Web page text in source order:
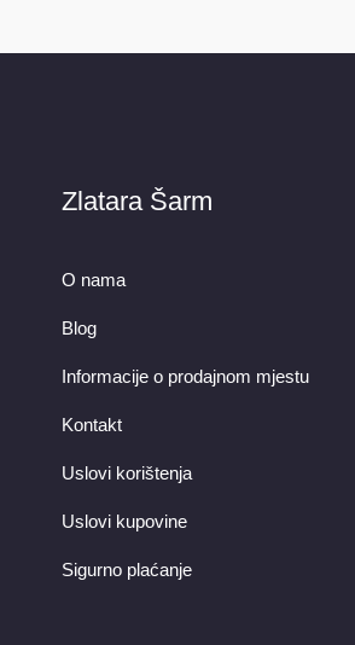
Zlatara Šarm
O nama
Blog
Informacije o prodajnom mjestu
Kontakt
Uslovi korištenja
Uslovi kupovine
Sigurno plaćanje